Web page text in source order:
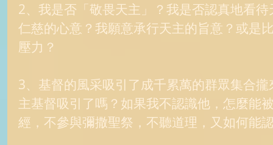
2、我是否「敬畏天主」？我是否認真地看
仁慈的心意？我願意承行天主的旨意？或是
壓力？
3、基督的風采吸引了成千累萬的群眾集合
主基督吸引了嗎？如果我不認識他，怎麼能
經，不參與彌撒聖祭，不聽道理，又如何能